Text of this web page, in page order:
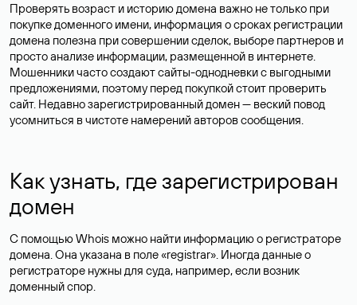
Проверять возраст и историю домена важно не только при
покупке доменного имени, информация о сроках регистрации
домена полезна при совершении сделок, выборе партнеров и
просто анализе информации, размещенной в интернете.
Мошенники часто создают сайты-однодневки с выгодными
предложениями, поэтому перед покупкой стоит проверить
сайт. Недавно зарегистрированный домен — веский повод
усомниться в чистоте намерений авторов сообщения.
Как узнать, где зарегистрирован
домен
С помощью Whois можно найти информацию о регистраторе
домена. Она указана в поле «registrar». Иногда данные о
регистраторе нужны для суда, например, если возник
доменный спор.